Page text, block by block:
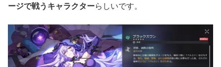
ージで戦うキャラクターらしいです。